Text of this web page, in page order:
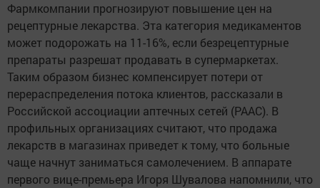
Фармкомпании прогнозируют повышение цен на
рецептурные лекарства. Эта категория медикаментов
может подорожать на 11-16%, если безрецептурные
препараты разрешат продавать в супермаркетах.
Таким образом бизнес компенсирует потери от
перераспределения потока клиентов, рассказали в
Российской ассоциации аптечных сетей (РААС). В
профильных организациях считают, что продажа
лекарств в магазинах приведет к тому, что больные
чаще начнут заниматься самолечением. В аппарате
первого вице-премьера Игоря Шувалова напомнили, что